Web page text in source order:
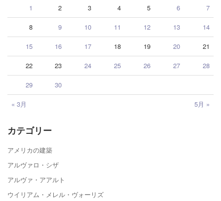
« 3月 5月 »
1 2 3 4 5 6 7
8 9 10 11 12 13 14
15 16 17 18 19 20 21
22 23 24 25 26 27 28
29 30
カテゴリー
アメリカの建築
アルヴァロ・シザ
アルヴァ・アアルト
ウイリアム・メレル・ヴォーリズ